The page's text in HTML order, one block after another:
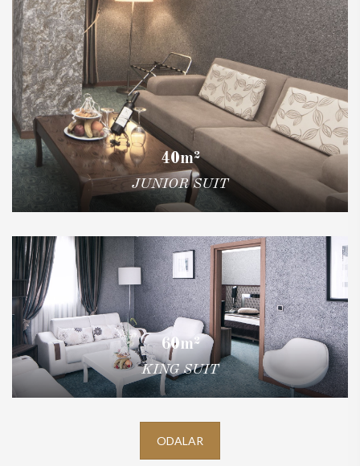
40m²
JUNIOR SUIT
60m²
KING SUIT
ODALAR